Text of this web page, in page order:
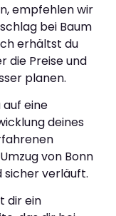
empfehlen wir
bei Baum
erhältst du
die Preise und
planen.
auf eine
deines
von Bonn
sicher verläuft.
dir ein